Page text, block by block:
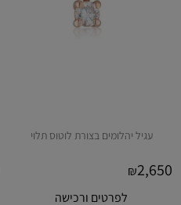
עגיל יהלומים בצורת לוטוס תלוי
₪2,650
לפרטים ורכישה